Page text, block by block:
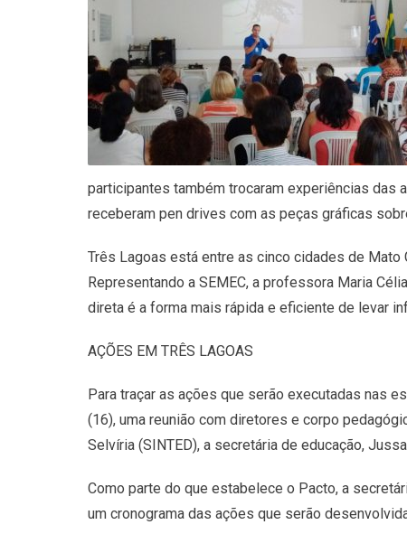
participantes também trocaram experiências das
receberam pen drives com as peças gráficas
Três Lagoas está entre as cinco cidades de Mato
Representando a SEMEC, a professora Maria
direta é a forma mais rápida e eficiente de levar
AÇÕES EM TRÊS LAGOAS
Para traçar as ações que serão executadas nas
(16), uma reunião com diretores e corpo
Selvíria (SINTED), a secretária de educação,
Como parte do que estabelece o Pacto, a
um cronograma das ações que serão